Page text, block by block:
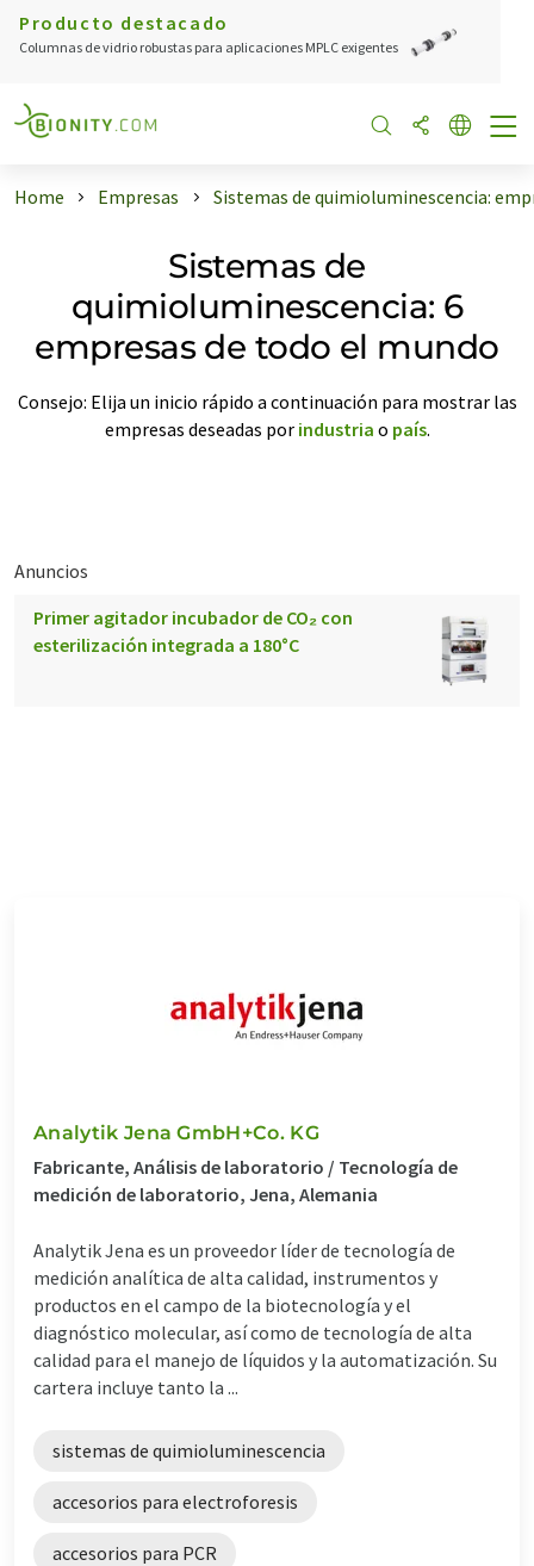
Producto destacado
Columnas de vidrio robustas para aplicaciones MPLC exigentes
Home Empresas Sistemas de quimioluminescencia:
Sistemas de
quimioluminescencia: 6
empresas de todo el mundo
Consejo: Elija un inicio rápido a continuación para mostrar las
empresas deseadas por industria o país.
Anuncios
Primer agitador incubador de CO₂ con
esterilización integrada a 180°C
Analytik Jena GmbH+Co. KG
Fabricante, Análisis de laboratorio / Tecnología de
medición de laboratorio, Jena, Alemania
Analytik Jena es un proveedor líder de tecnología de
medición analítica de alta calidad, instrumentos y
productos en el campo de la biotecnología y el
diagnóstico molecular, así como de tecnología de alta
calidad para el manejo de líquidos y la automatización. Su
cartera incluye tanto la ...
sistemas de quimioluminescencia
accesorios para electroforesis
accesorios para PCR